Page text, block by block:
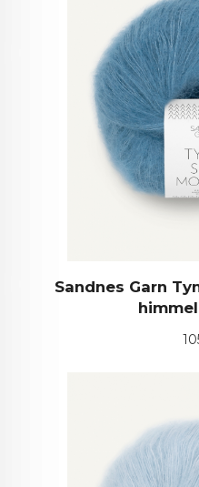
Sandnes Garn